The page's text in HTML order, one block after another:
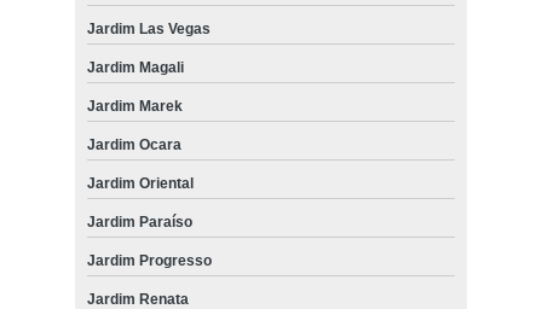
Jardim Las Vegas
Jardim Magali
Jardim Marek
Jardim Ocara
Jardim Oriental
Jardim Paraíso
Jardim Progresso
Jardim Renata